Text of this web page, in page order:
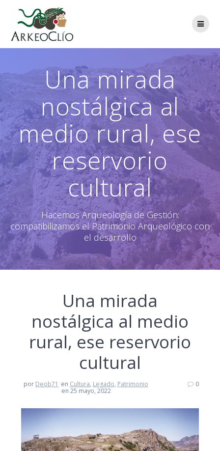
Una mirada
nostálgica al
medio rural, ese
reservorio
cultural
Hacemos Arqueología de Gestión:
compatibilizamos el Patrimonio Arqueológico con
el desarrollo
Una mirada
nostálgica al medio
rural, ese reservorio
cultural
por Deob71 en Cultura, Legado, Patrimonio
en 25 mayo, 2022
0